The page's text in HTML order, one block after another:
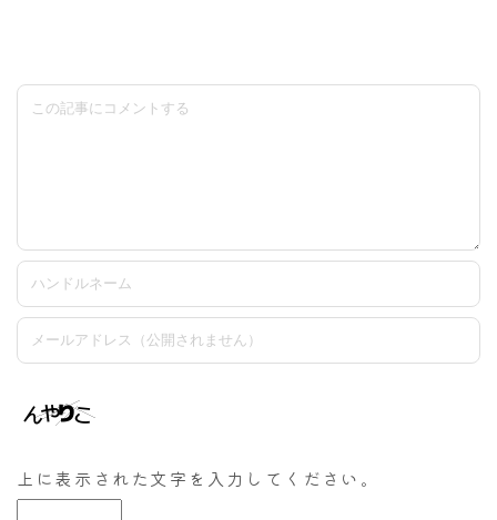
上に表示された文字を入力してください。